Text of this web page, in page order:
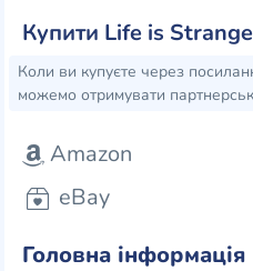
Купити Life is
Коли ви купуєте через
можемо отримувати
Amazon
eBay
Головна інформація